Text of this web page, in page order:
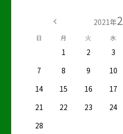
2021年
日 月 火 水
1 2 3
7
8 9 10
14
15 16 17
21
22 23 24
28